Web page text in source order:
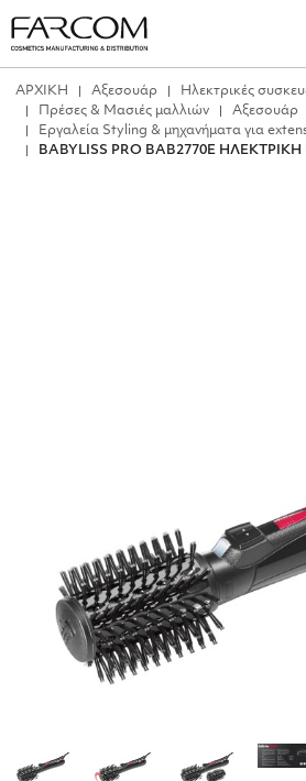
ΑΡΧΙΚΗ Αξεσουάρ
Ηλεκτρικές
Πρέσες & Μασιές μαλλιών
Αξεσουάρ
Εργαλεία Styling & μηχανήματα για
BABYLISS PRO BAB2770E